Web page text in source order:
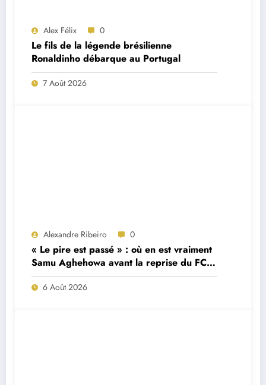
Alex Félix 0
Le fils de la légende brésilienne
Ronaldinho débarque au Portugal
7 Août 2026
Alexandre Ribeiro 0
« Le pire est passé » : où en est vraiment
Samu Aghehowa avant la reprise du FC
Porto ?
6 Août 2026